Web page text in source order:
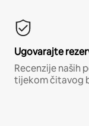
Ugovarajte
Recenzije naših
tijekom čitavog